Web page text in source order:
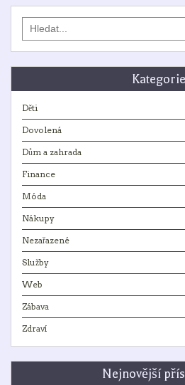
for:
Kategorie
Děti
Dovolená
Dům a zahrada
Finance
Móda
Nákupy
Nezařazené
Služby
Web
Zábava
Zdraví
Nejnovější